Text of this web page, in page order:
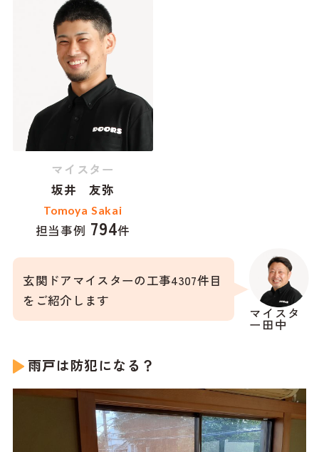
マイスター
坂井 友弥
Tomoya Sakai
担当事例 794件
マイスタ
ー田中
玄関ドアマイスターの工事4307件目
をご紹介します
雨戸は防犯になる？